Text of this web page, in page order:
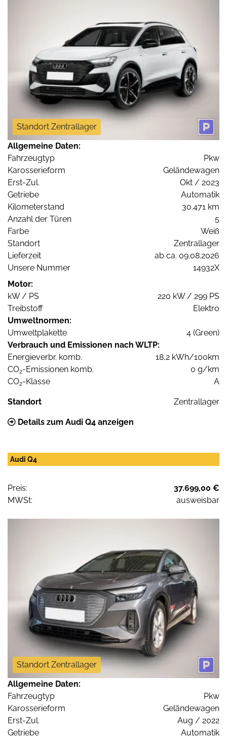
Standort Zentrallager
Allgemeine Daten:
Fahrzeugtyp
Pkw
Karosserieform
Geländewagen
Erst-Zul.
Okt / 2023
Getriebe
Automatik
Kilometerstand
30.471 km
Anzahl der Türen
5
Farbe
Weiß
Standort
Zentrallager
Lieferzeit
ab ca. 09.08.2026
Unsere Nummer
14932X
Motor:
kW / PS
220 kW / 299 PS
Treibstoff
Elektro
Umweltnormen:
Umweltplakette
4 (Green)
Verbrauch und Emissionen nach WLTP:
Energieverbr. komb.
18,2 kWh/100km
CO2-Emissionen komb.
0 g/km
CO2-Klasse A
Standort Zentrallager
Details zum Audi Q4 anzeigen
Audi Q4
Preis:
37.699,00 €
MWSt:
ausweisbar
Standort Zentrallager
Allgemeine Daten:
Fahrzeugtyp
Pkw
Karosserieform
Geländewagen
Erst-Zul.
Aug / 2022
Getriebe
Automatik